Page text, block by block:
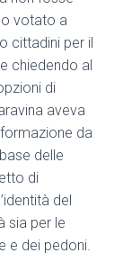
votato a
cittadini per il
chiedendo al
di
aveva
da
delle
di
del
sia per le
e dei pedoni.